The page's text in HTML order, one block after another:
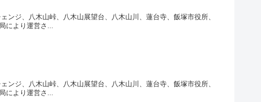
3
ジ、八木山峠、八木山展望台、八木山川、蓮台寺、飯塚市役所、
により運営さ...
ジ、八木山峠、八木山展望台、八木山川、蓮台寺、飯塚市役所、
により運営さ...